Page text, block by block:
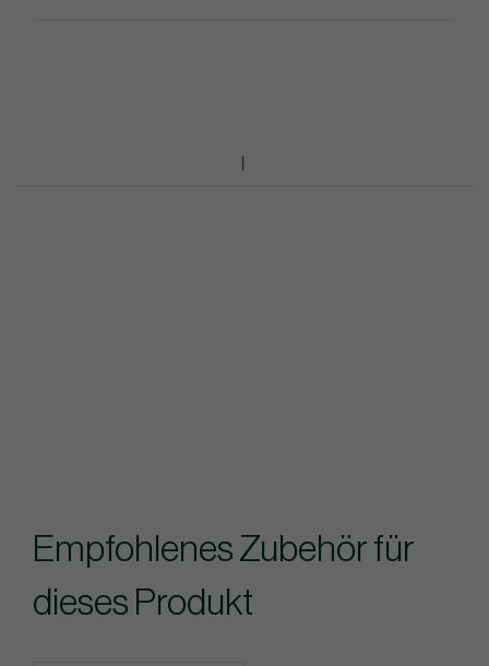
Empfohlenes Zubehör für
dieses Produkt